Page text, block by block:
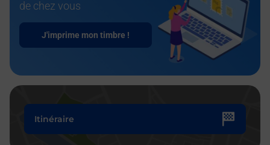
de chez vous
J'imprime mon timbre !
Itinéraire